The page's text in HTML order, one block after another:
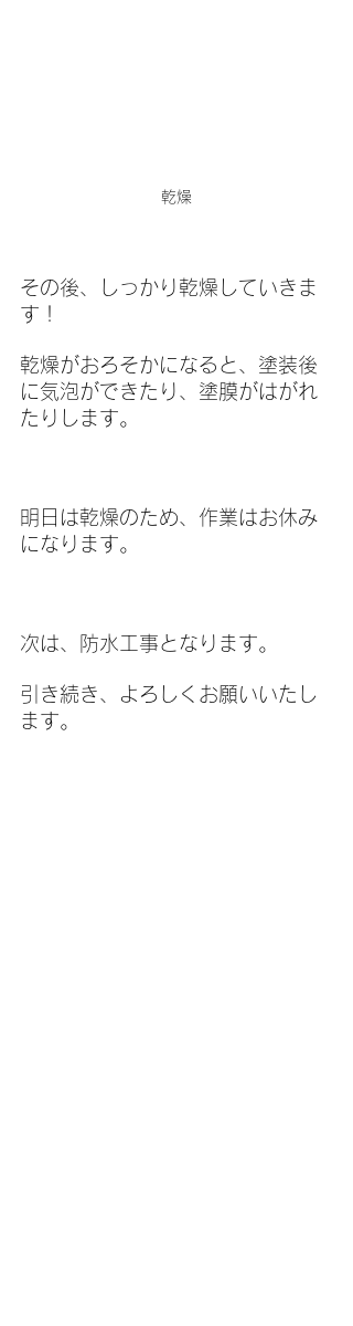
乾燥
その後、しっかり乾燥していきま
す！
乾燥がおろそかになると、塗装後
に気泡ができたり、塗膜がはがれ
たりします。
明日は乾燥のため、作業はお休み
になります。
次は、防水工事となります。
引き続き、よろしくお願いいたし
ます。